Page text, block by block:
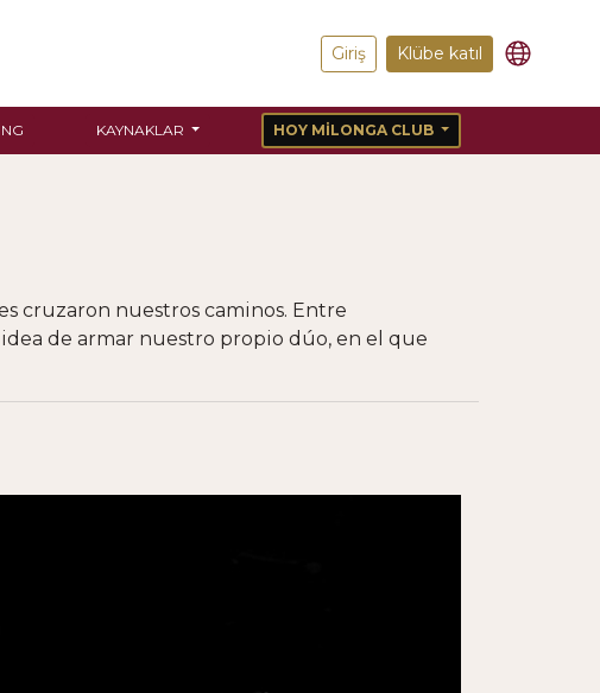
Giriş Klübe katıl
KAYNAKLAR HOY MILONGA CLUB
cruzaron nuestros caminos. Entre
de armar nuestro propio dúo, en el que